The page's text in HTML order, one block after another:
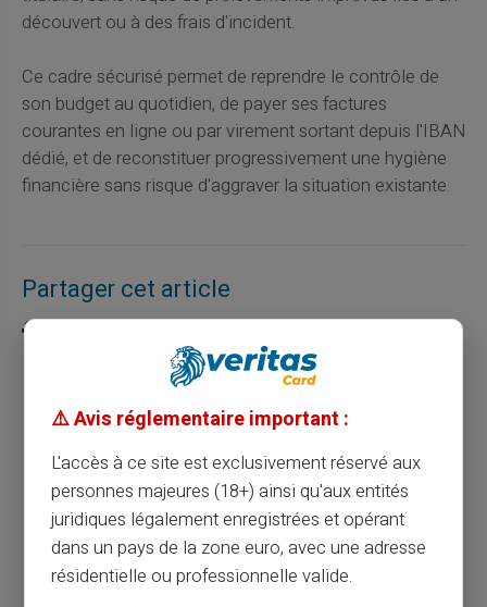
découvert ou à des frais d'incident.
Ce cadre sécurisé permet de reprendre le contrôle de
son budget au quotidien, de payer ses factures
courantes en ligne ou par virement sortant depuis l'IBAN
dédié, et de reconstituer progressivement une hygiène
financière sans risque d'aggraver la situation existante.
Partager cet article
Pourquoi votre banque traditionnelle peut
libre)
Article précédent
⚠️ Avis réglementaire important :
L'accès à ce site est exclusivement réservé aux
personnes majeures (18+) ainsi qu'aux entités
juridiques légalement enregistrées et opérant
dans un pays de la zone euro, avec une adresse
résidentielle ou professionnelle valide.